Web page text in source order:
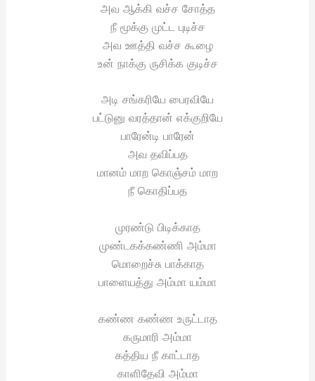
அவ ஆக்கி வச்ச சோத்த
நீ மூக்கு முட்ட புடிச்ச
அவ ஊத்தி வச்ச கூழை
உன் நாக்கு ருசிக்க குடிச்ச
அடி சங்கரியே பைரவியே
பட்டுனு வரத்தான் எக்குறியே
பாரேன்டி பாரேன்
அவ தவிப்பத
மானம் மாற கொஞ்சம் மாற
நீ கொதிப்பத
முரண்டு பிடிக்காத
முண்டகக்கண்ணி அம்மா
மொறைச்சு பாக்காத
பாளையத்து அம்மா யம்மா
கண்ண கண்ண உருட்டாத
கருமாரி அம்மா
கத்திய நீ காட்டாத
காளிதேவி அம்மா